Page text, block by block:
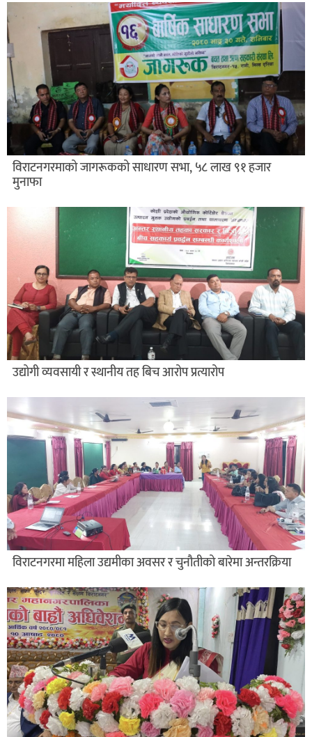
विराटनगरमाको जागरूकको साधारण सभा, ५८ लाख ९१ हजार
मुनाफा
उद्योगी व्यवसायी र स्थानीय तह बिच आरोप प्रत्यारोप
विराटनगरमा महिला उद्यमीका अवसर र चुनौतीको बारेमा अन्तरक्रिया